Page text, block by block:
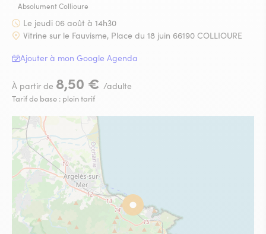
Absolument Collioure
Le jeudi 06 août à 14h30
Vitrine sur le Fauvisme, Place du 18 juin 66190 COLLIOURE
Ajouter à mon Google Agenda
À partir de 8,50 € /adulte
Tarif de base : plein tarif